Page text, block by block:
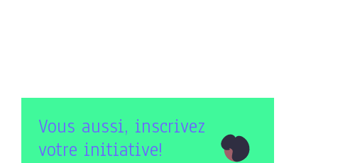
Vous aussi, inscrivez
votre initiative!